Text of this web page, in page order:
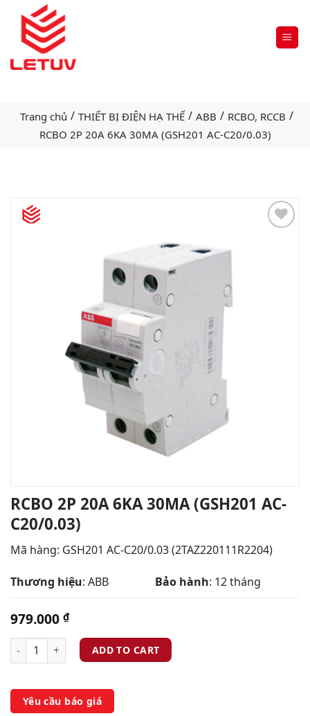
Trang chủ / THIẾT BỊ ĐIỆN HẠ THẾ / ABB / RCBO, RCCB /
RCBO 2P 20A 6KA 30MA (GSH201 AC-C20/0.03)
RCBO 2P 20A 6KA 30MA (GSH201 AC-
C20/0.03)
Mã hàng: GSH201 AC-C20/0.03 (2TAZ220111R2204)
Thương hiệu: ABB Bảo hành: 12 tháng
979.000 ₫
ADD TO CART
Yêu cầu báo giá